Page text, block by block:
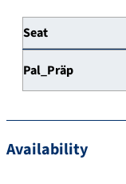
Seat
Pal_Präp
Availability